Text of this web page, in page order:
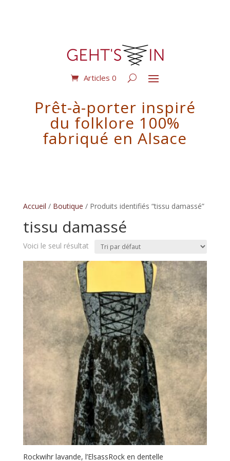
Articles 0
Prêt-à-porter inspiré
du folklore 100%
fabriqué en Alsace
Accueil / Boutique / Produits identifiés “tissu damassé”
tissu damassé
Voici le seul résultat
Rockwihr lavande, l’ElsassRock en dentelle